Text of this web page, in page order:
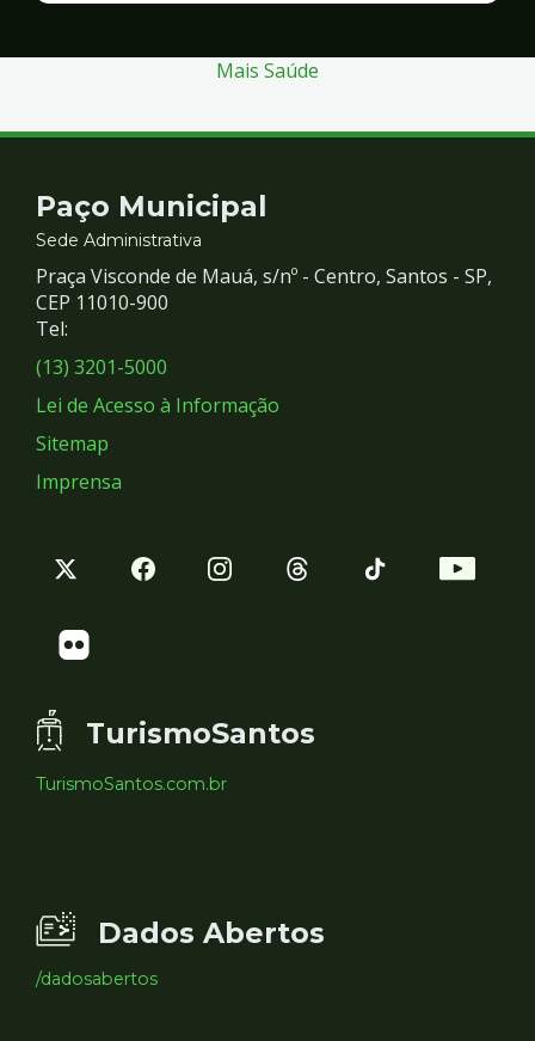
Segurança
Mais Saúde
Contato
e
Redes
Sociais
Paço Municipal
Sede Administrativa
Praça Visconde de Mauá, s/nº - Centro, Santos - SP,
CEP 11010-900
Tel:
(13) 3201-5000
Lei de Acesso à Informação
Sitemap
Imprensa
TurismoSantos
TurismoSantos.com.br
Dados Abertos
/dadosabertos